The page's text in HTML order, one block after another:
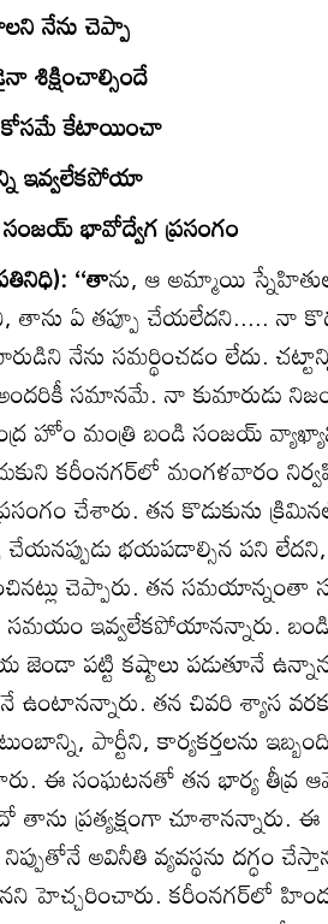
నేను చెప్పా
శిక్షించాల్సిందే
కేటాయించా
ఇవ్వలేకపోయా
భావోద్వేగ ప్రసంగం
‘‘తాను, ఆ అమ్మాయి
ఏ తప్పూ చేయలేదని..... నా
నేను సమర్థించడం లేదు.
సమానమే. నా కుమారుడు
హోం మంత్రి బండి సంజయ్‌
కరీంనగర్‌లో మంగళవారం
చేశారు. తన కొడుకును
చేయనప్పుడు భయపడాల్సిన పని
చెప్పారు. తన
ఇవ్వలేకపోయానన్నారు.
జెండా పట్టి కష్టాలు పడుతూనే
ఉంటానన్నారు. తన చివరి శ్యాస
పార్టీని, కార్యకర్తలను
ఈ సంఘటనతో తన భార్య తీవ్ర
తాను ప్రత్యక్షంగా చూశానన్నారు.
అవినీతి వ్యవస్థను దగ్ధం
హెచ్చరించారు. కరీంనగర్‌లో